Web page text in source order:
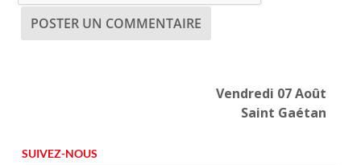
Vendredi 07 Août
Saint Gaétan
SUIVEZ-NOUS